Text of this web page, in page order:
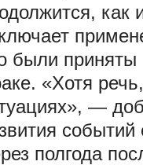
были
«Хотя
—
событий
полгода